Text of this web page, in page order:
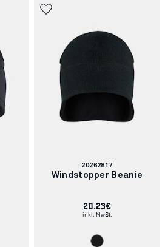
Artikelnummer:
20262817
Windstopper Beanie
20.23€
inkl. MwSt.